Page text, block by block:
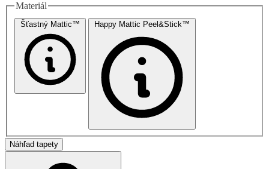
Materiál
Šťastný Mattic™ Happy Mattic Peel&Stick™
Náhľad tapety